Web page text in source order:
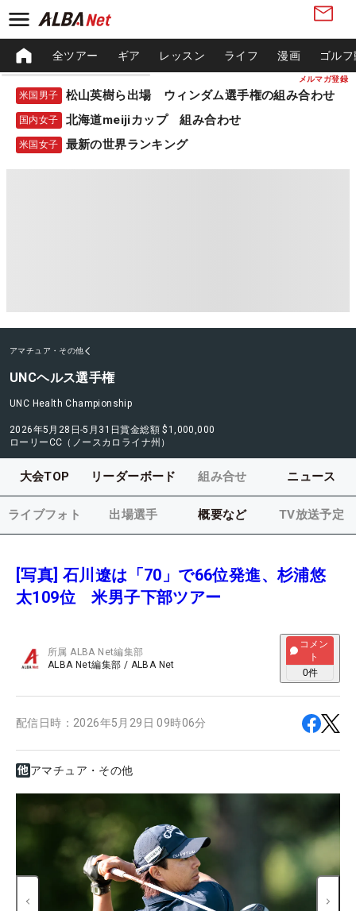
メルマガ登録
全ツアー ギア レッスン ライフ 漫画 ゴル
米国男子 松山英樹ら出場 ウィンダム選手権の組み合わせ
国内女子 北海道meijiカップ 組み合わせ
米国女子 最新の世界ランキング
アマチュア・その他
UNCヘルス選手権
UNC Health Championship
2026年5月28日-5月31日賞金総額 $1,000,000
ローリーCC（ノースカロライナ州）
大会TOP リーダーボード 組み合せ ニュース
ライブフォト 出場選手 概要など TV放送予定
[写真] 石川遼は「70」で66位発進、杉浦悠
太109位 米男子下部ツアー
所属ALBA Net編集部
ALBA Net編集部 / ALBA Net
コメン
ト
0件
配信日時： 2026年5月29日 09時06分
アマチュア・その他